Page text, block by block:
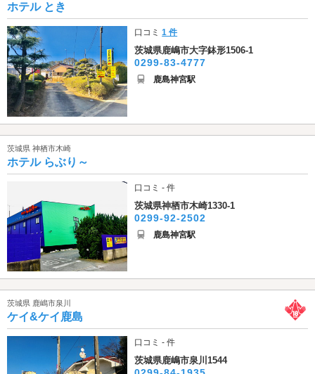
ホテル とき
口コミ1 件
茨城県鹿嶋市大字鉢形1506-1
0299-83-4777
鹿島神宮駅
茨城県 神栖市木崎
ホテル らぶり～
口コミ - 件
茨城県神栖市木崎1330-1
0299-92-2502
鹿島神宮駅
茨城県 鹿嶋市泉川
ケイ&ケイ鹿島
口コミ - 件
茨城県鹿嶋市泉川1544